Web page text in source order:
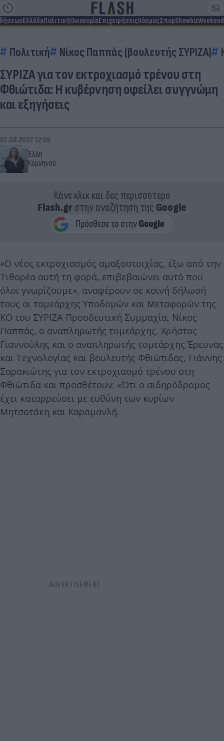
ΕλλάδαΠολιτικήΟικονομίαΕπιχειρήσειςΚόσμοςΣπορShowbizWeekend
Πολιτική Νίκος Παππάς (βουλευτής ΣΥΡΙΖΑ)
ΣΥΡΙΖΑ για τον εκτροχιασμό τρένου στη
Φθιώτιδα: Η κυβέρνηση οφείλει συγγνώμη
και εξηγήσεις
Έλλη
Κομνηνού
01.08.2022 12:06
Κάνε κλικ και δες περισσότερο
Flash.grστην αναζήτηση της Google
«Ο νέος εκτροχιασμός αμαξοστοιχίας, έξω από την
Τιθορέα αυτή τη φορά, επιβεβαιώνει αυτό που
όλοι γνωρίζουμε», αναφέρουν σε κοινή δήλωσή
τους οι τομεάρχης Υποδομών και Μεταφορών της
ΚΟ του ΣΥΡΙΖΑ-Προοδευτική Συμμαχία, Νίκος
Παππάς, ο αναπληρωτής τομεάρχης, Χρήστος
Γιαννούλης και ο αναπληρωτής τομεάρχης Έρευνας
και Τεχνολογίας και βουλευτής Φθιώτιδας, Γιάννης
Σαρακιώτης για τον εκτροχιασμό τρένου στη
Φθιώτιδα και προσθέτουν: «Ότι ο σιδηρόδρομος
έχει καταρρεύσει με ευθύνη των κυρίων
Μητσοτάκη και Καραμανλή.